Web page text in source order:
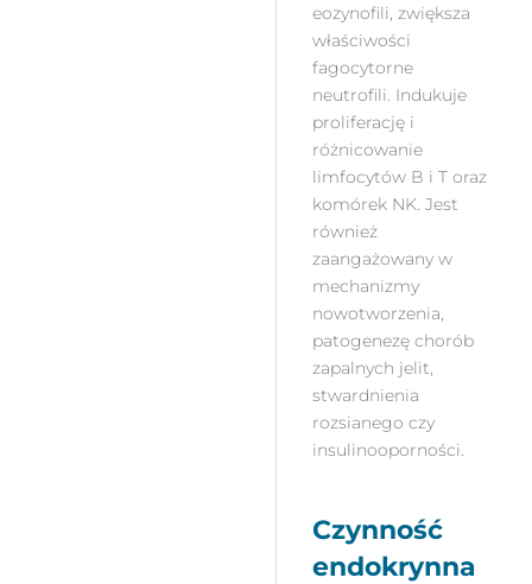
eozynofili, zwiększa
właściwości
fagocytorne
neutrofili. Indukuje
proliferację i
różnicowanie
limfocytów B i T oraz
komórek NK. Jest
również
zaangażowany w
mechanizmy
nowotworzenia,
patogenezę chorób
zapalnych jelit,
stwardnienia
rozsianego czy
insulinooporności.
Czynność
endokrynna